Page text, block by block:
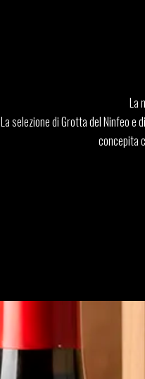
La
La selezione di Grotta del Ninfeo
concepita